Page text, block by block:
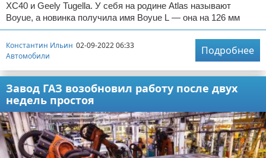
XC40 и Geely Tugella. У себя на родине Atlas называют
Boyue, а новинка получила имя Boyue L — она на 126 мм
Константин Ильин 02-09-2022 06:33
Автомобили
Подробнее
Завод ГАЗ возобновил работу после двух
недель простоя